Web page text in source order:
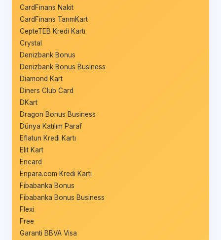
CardFinans Nakit
CardFinans TarımKart
CepteTEB Kredi Kartı
Crystal
Denizbank Bonus
Denizbank Bonus Business
Diamond Kart
Diners Club Card
DKart
Dragon Bonus Business
Dünya Katılım Paraf
Eflatun Kredi Kartı
Elit Kart
Encard
Enpara.com Kredi Kartı
Fibabanka Bonus
Fibabanka Bonus Business
Flexi
Free
Garanti BBVA Visa